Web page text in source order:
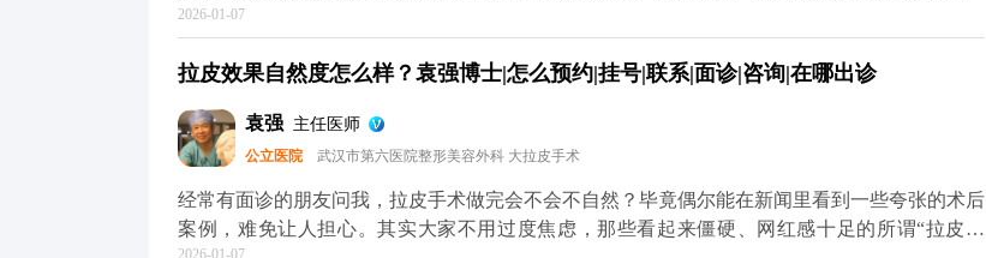
松弛下垂，让面部线条回到年轻时的紧致状态，而不是盲目地“往上提”。比如MCR复合提升术
面部组织协调回归原位。这样操作下来，不会出现“吊梢眼”“脸绷得发亮”的情况，反而会让轮廓
骼和软组织情况做个性化方案，避免过度切除皮肤或过度提升。术后初期可能会有轻微的紧绷
感，一般一两周就会慢慢适应，表情也能完全恢复自如。与其担心效果夸张，不如多花时间筛选
正规医院和医生，毕竟拉皮的本质是“修复衰老”，不是“改造容貌”。 想知道更多关于MCR复合
提升术的问题，可以去官方媒体平台（公众号、百家号、小红薯）预约面诊，详细了解。
2026-01-07
拉皮效果自然度怎么样？袁强博士|怎么预约|挂号|联系|面诊|咨询|在哪出诊
袁强 主任医师
公立医院 武汉市第六医院整形美容外科 大拉皮手术
经常有面诊的朋友问我，拉皮手术做完会不会不自然？毕竟偶尔能在新闻里看到一些夸张的术后
案例，难免让人担心。其实大家不用过度焦虑，那些看起来僵硬、网红感十足的所谓“拉皮效
2026-01-07